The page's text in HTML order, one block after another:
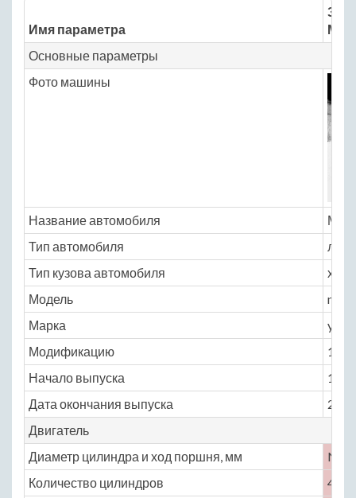
Имя параметра
Основные параметры
Фото машины
Название автомобиля
Тип автомобиля
Тип кузова автомобиля
Модель
Марка
Модификацию
1.8
Начало выпуска
1997
Дата окончания выпуска
2002
Двигатель
Диаметр цилиндра и ход поршня, мм
No
Количество цилиндров
4